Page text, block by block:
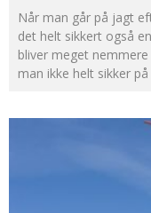
Når man går på jagt
det helt sikkert også
bliver meget
man ikke helt sikker